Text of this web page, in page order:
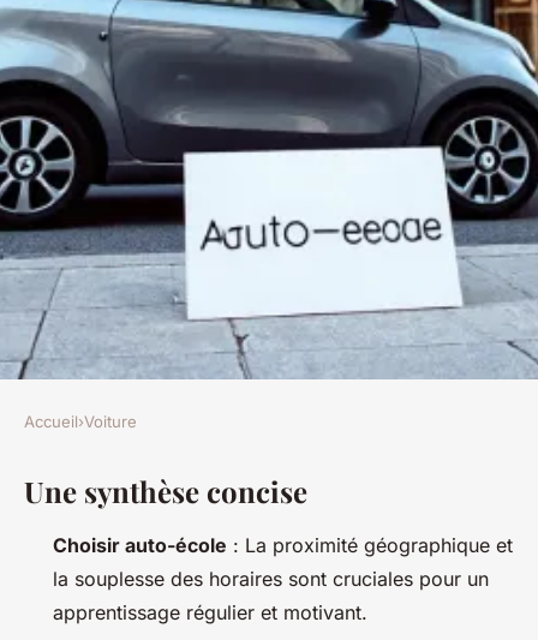
Les meilleurs conseils pour
sélectionner votre auto-école
Émeline•09/03/2026 11:45•11 min de lecture
Accueil›Voiture
Une synthèse concise
Choisir auto-école : La proximité géographique et
la souplesse des horaires sont cruciales pour un
apprentissage régulier et motivant.